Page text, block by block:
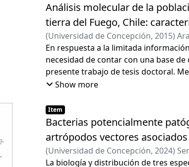
Análisis molecular de la
tierra del Fuego, Chile:
(Universidad de Concepción, 2015)
En respuesta a la limitada
necesidad de contar con una base
presente trabajo de tesis doctoral.
investigación biológica, se interpretó
información a partir de encuestas y
presencia de la especie en el sur de
ejemplares del suroeste (Timaukel) y
variación genética de la región
ejemplar silvestre incluidos 33 fetos,
Show more
Item
Bacterias potencialmente
artrópodos vectores
(Universidad de Concepción, 2024)
La biología y distribución de tres